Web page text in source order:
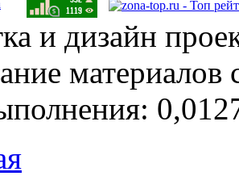
и дизайн
материалов